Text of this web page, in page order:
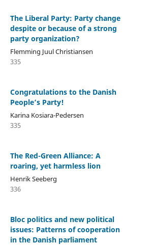
The Liberal Party: Party change
despite or because of a strong
party organization?
Flemming Juul Christiansen
335
Congratulations to the Danish
People’s Party!
Karina Kosiara-Pedersen
335
The Red-Green Alliance: A
roaring, yet harmless lion
Henrik Seeberg
336
Bloc politics and new political
issues: Patterns of cooperation
in the Danish parliament